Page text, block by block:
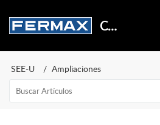
Centro de Soporte
SEE-U Ampliaciones